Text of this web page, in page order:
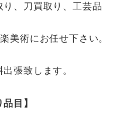
、刀買取り、工芸品
美術にお任せ下さい。
張致します。
品目】